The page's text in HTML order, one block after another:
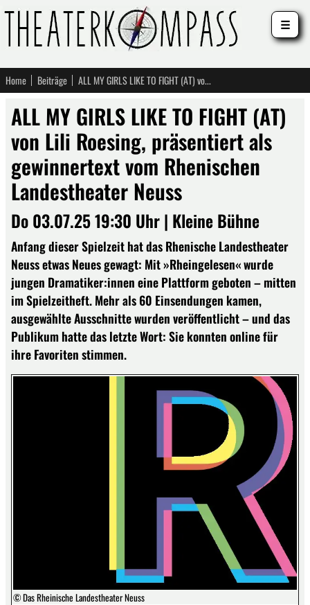
Home Beiträge ALL MY GIRLS LIKE TO FIGHT (AT) von Lili Roesing, präsentiert als gewinnertext vom Rhenischen Landestheater Neuss
ALL MY GIRLS LIKE TO FIGHT (AT)
von Lili Roesing, präsentiert als
gewinnertext vom Rhenischen
Landestheater Neuss
Do 03.07.25 19:30 Uhr | Kleine Bühne
Anfang dieser Spielzeit hat das Rhenische Landestheater
Neuss etwas Neues gewagt: Mit »Rheingelesen« wurde
jungen Dramatiker:innen eine Plattform geboten – mitten
im Spielzeitheft. Mehr als 60 Einsendungen kamen,
ausgewählte Ausschnitte wurden veröffentlicht – und das
Publikum hatte das letzte Wort: Sie konnten online für
ihre Favoriten stimmen.
© Das Rheinische Landestheater Neuss
☰